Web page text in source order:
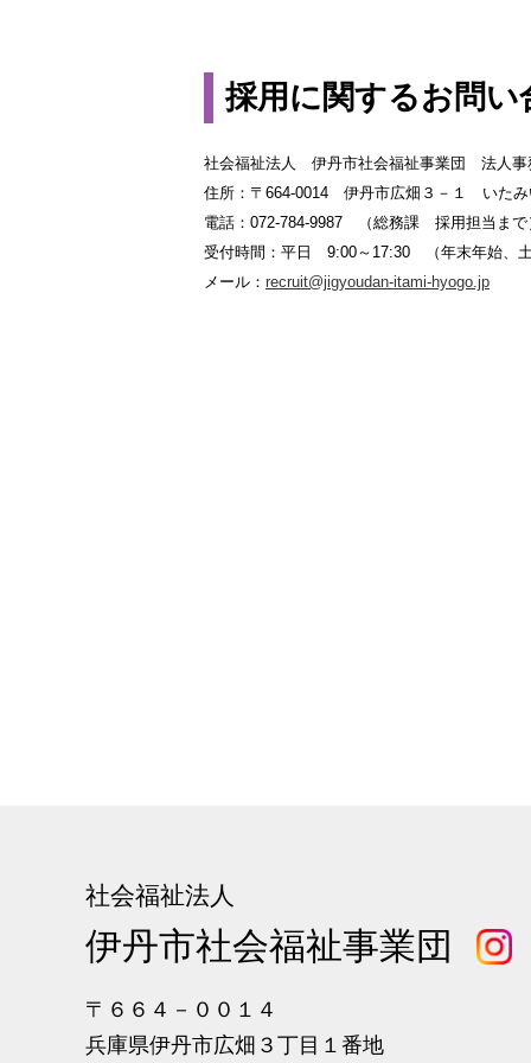
採用に関するお問い
社会福祉法人 伊丹市社会福祉事業団 法人事
住所：〒664-0014 伊丹市広畑３－１ いたみ
電話：072-784-9987 （総務課 採用担当ま
受付時間：平日 9:00～17:30 （年末年始、
メール： recruit@jigyoudan-itami-hyogo.jp
社会福祉法人
伊丹市社会福祉事業団
〒６６４－００１４
兵庫県伊丹市広畑３丁目１番地